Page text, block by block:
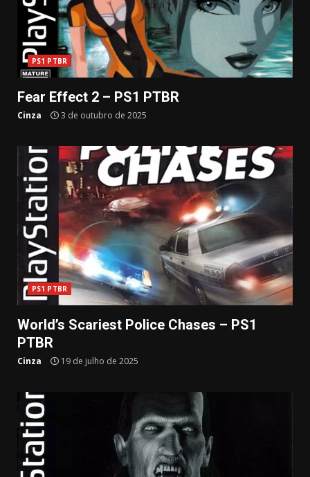
PS1 PTBR
Fear Effect 2 – PS1 PTBR
Cinza 3 de outubro de 2025
PS1 PTBR
World’s Scariest Police Chases – PS1
PTBR
Cinza 19 de julho de 2025